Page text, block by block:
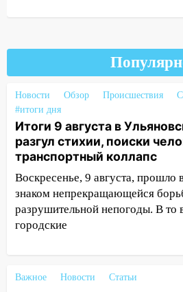
Соцсети: на улице
Люксембург дерево
автомобиль
13:00 «Благоприятный
новых начинаний:
знаков зодиака на
августа
13:00 На проспекте
Ульяновске
12:57 В Ульяновской
12:11
Где есть бензин в
Новости Обзор Происшествия
#итоги дня
Итоги 9 августа в
разгул стихии, поиски
транспортный коллапс
Воскресенье, 9 августа, прошло
знаком непрекращающейся
разрушительной непогоды. В то
городские
Важное Новости Статьи